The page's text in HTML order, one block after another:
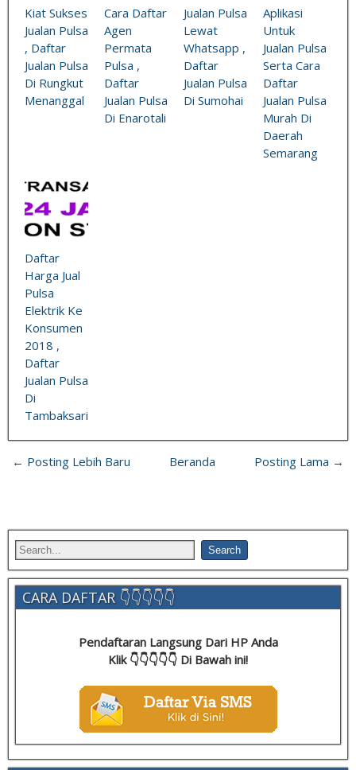
Kiat Sukses
Jualan Pulsa
, Daftar
Jualan Pulsa
Di Rungkut
Menanggal
Cara Daftar
Agen
Permata
Pulsa ,
Daftar
Jualan Pulsa
Di Enarotali
Jualan Pulsa
Lewat
Whatsapp ,
Daftar
Jualan Pulsa
Di Sumohai
Aplikasi
Untuk
Jualan Pulsa
Serta Cara
Daftar
Jualan Pulsa
Murah Di
Daerah
Semarang
Daftar
Harga Jual
Pulsa
Elektrik Ke
Konsumen
2018 ,
Daftar
Jualan Pulsa
Di
Tambaksari
← Posting Lebih Baru Posting Lama →
Beranda
CARA DAFTAR 👇👇👇👇👇
Pendaftaran Langsung Dari HP Anda
Klik 👇👇👇👇👇 Di Bawah ini!